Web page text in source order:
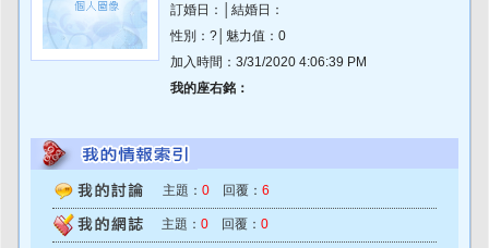
訂婚日：│結婚日：
性別：?│魅力值：0
加入時間：3/31/2020 4:06:39 PM
我的座右銘：
主題： 0 回覆： 6
主題： 0 回覆： 0